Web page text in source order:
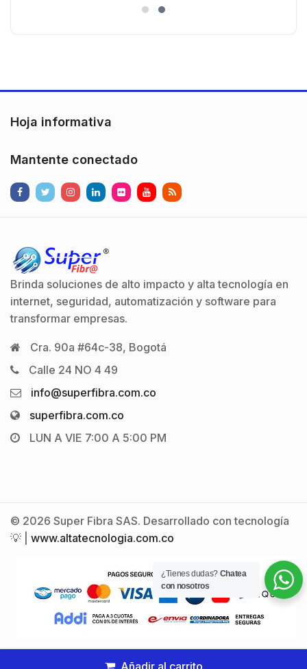
Añadir al carrito
)130° de Visión (Gran Angular)
Hoja informativa
Mantente conectado
Brinda soluciones de alto impacto y alta tecnología en
internet, seguridad, automatización y software para
transformar empresas.
Cra. 90a #64c-38, Bogotá
Calle 24 NO 4 49
info@superfibra.com.co
superfibra.com.co
LUN A VIE 7:00 A 5:00 PM
© 2026 Super Fibra SAS. Desarrollado con tecnología
💡 | www.altatecnologia.com.co
¿Tienes dudas? Chatea
con nosotros